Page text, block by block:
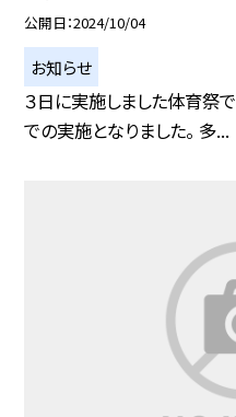
公開日 2024/10/04
お知らせ
３日に実施しました体育祭
での実施となりました。 多...